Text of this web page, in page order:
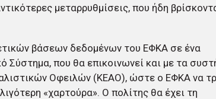
μεταρρυθμίσεις, που ήδη
βάσεων δεδομένων του ΕΦΚΑ σε ένα
Σύστημα, που θα επικοινωνεί και με τα
Οφειλών (ΚΕΑΟ), ώστε ο ΕΦΚΑ να
«χαρτούρα». Ο πολίτης θα έχει τη